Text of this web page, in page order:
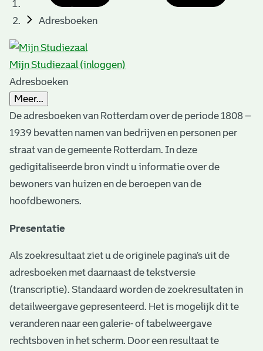
Adresboeken
Mijn Studiezaal (inloggen)
Adresboeken
Meer...
De adresboeken van Rotterdam over de periode 1808 –
1939 bevatten namen van bedrijven en personen per
straat van de gemeente Rotterdam. In deze
gedigitaliseerde bron vindt u informatie over de
bewoners van huizen en de beroepen van de
hoofdbewoners.
Presentatie
Als zoekresultaat ziet u de originele pagina’s uit de
adresboeken met daarnaast de tekstversie
(transcriptie). Standaard worden de zoekresultaten in
detailweergave gepresenteerd. Het is mogelijk dit te
veranderen naar een galerie- of tabelweergave
rechtsboven in het scherm. Door een resultaat te